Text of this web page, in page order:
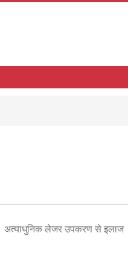
अत्याधुनिक लेजर उपकरण से इलाज